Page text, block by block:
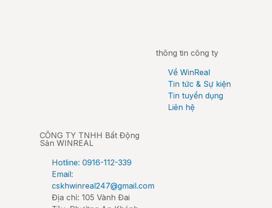
CÔNG TY TNHH Bất Động
Sản WINREAL
Hotline: 0916-112-339
Email:
cskhwinreal247@gmail.com
Địa chỉ: 105 Vành Đai
thông tin công ty
Về WinReal
Tin tức & Sự kiện
Tin tuyển dụng
Liên hệ